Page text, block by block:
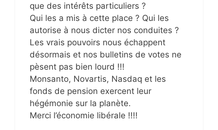
que des intérêts particuliers ?
Qui les a mis à cette place ? Qui les
autorise à nous dicter nos conduites ?
Les vrais pouvoirs nous échappent
désormais et nos bulletins de votes ne
pèsent pas bien lourd !!!
Monsanto, Novartis, Nasdaq et les
fonds de pension exercent leur
hégémonie sur la planète.
Merci l’économie libérale !!!!